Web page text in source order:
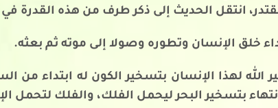
انتقل الحديث إلى ذكر طرف من هذه القدرة
خلق الإنسان وتطوره وصولا إلى موته ثم بعثه.
الله لهذا الإنسان بتسخير الكون له ابتداء
بتسخير البحر ليحمل الفلك، والفلك لتحمل